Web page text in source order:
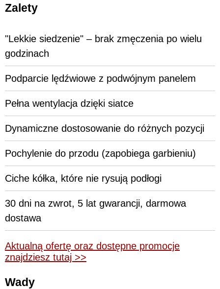
Zalety
"Lekkie siedzenie" – brak zmęczenia po wielu
godzinach
Podparcie lędźwiowe z podwójnym panelem
Pełna wentylacja dzięki siatce
Dynamiczne dostosowanie do różnych pozycji
Pochylenie do przodu (zapobiega garbieniu)
Ciche kółka, które nie rysują podłogi
30 dni na zwrot, 5 lat gwarancji, darmowa
dostawa
Aktualną ofertę oraz dostępne promocje
znajdziesz tutaj >>
Wady